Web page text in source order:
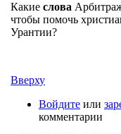
Какие слова
чтобы помочь
Урантии?
Вверху
Войдите или
комментарии